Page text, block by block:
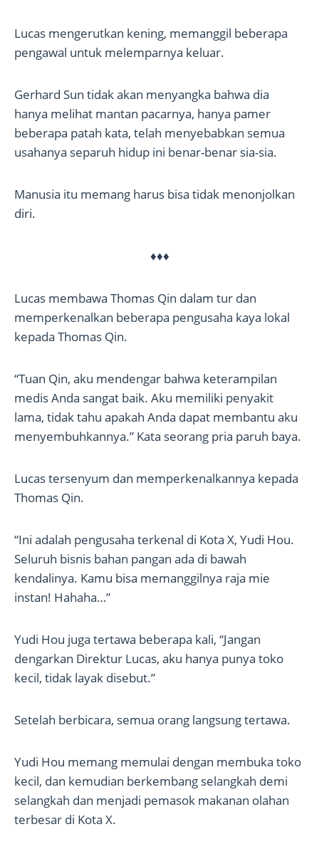
Lucas mengerutkan kening, memanggil beberapa
pengawal untuk melemparnya keluar.
Gerhard Sun tidak akan menyangka bahwa dia
hanya melihat mantan pacarnya, hanya pamer
beberapa patah kata, telah menyebabkan semua
usahanya separuh hidup ini benar-benar sia-sia.
Manusia itu memang harus bisa tidak menonjolkan
diri.
♦♦♦
Lucas membawa Thomas Qin dalam tur dan
memperkenalkan beberapa pengusaha kaya lokal
kepada Thomas Qin.
“Tuan Qin, aku mendengar bahwa keterampilan
medis Anda sangat baik. Aku memiliki penyakit
lama, tidak tahu apakah Anda dapat membantu aku
menyembuhkannya.” Kata seorang pria paruh baya.
Lucas tersenyum dan memperkenalkannya kepada
Thomas Qin.
“Ini adalah pengusaha terkenal di Kota X, Yudi Hou.
Seluruh bisnis bahan pangan ada di bawah
kendalinya. Kamu bisa memanggilnya raja mie
instan! Hahaha…”
Yudi Hou juga tertawa beberapa kali, “Jangan
dengarkan Direktur Lucas, aku hanya punya toko
kecil, tidak layak disebut.”
Setelah berbicara, semua orang langsung tertawa.
Yudi Hou memang memulai dengan membuka toko
kecil, dan kemudian berkembang selangkah demi
selangkah dan menjadi pemasok makanan olahan
terbesar di Kota X.